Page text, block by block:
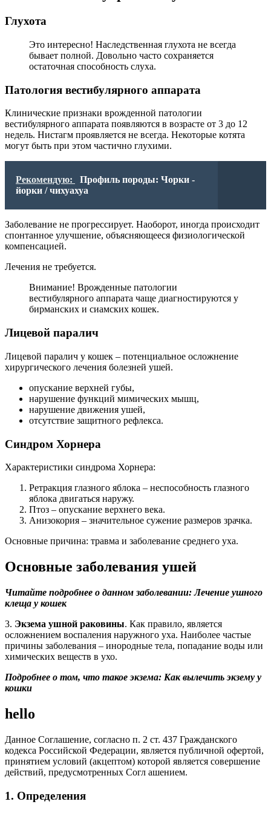
Глухота
Это интересно! Наследственная глухота не всегда
бывает полной. Довольно часто сохраняется
остаточная способность слуха.
Патология вестибулярного аппарата
Клинические признаки врожденной патологии
вестибулярного аппарата появляются в возрасте от 3 до 12
недель. Нистагм проявляется не всегда. Некоторые котята
могут быть при этом частично глухими.
Рекомендую:
Профиль породы: Чорки -
йорки / чихуахуа
Заболевание не прогрессирует. Наоборот, иногда происходит
спонтанное улучшение, объясняющееся физиологической
компенсацией.
Лечения не требуется.
Внимание! Врожденные патологии
вестибулярного аппарата чаще диагностируются у
бирманских и сиамских кошек.
Лицевой паралич
Лицевой паралич у кошек – потенциальное осложнение
хирургического лечения болезней ушей.
опускание верхней губы,
нарушение функций мимических мышц,
нарушение движения ушей,
отсутствие защитного рефлекса.
Синдром Хорнера
Характеристики синдрома Хорнера:
Ретракция глазного яблока – неспособность глазного
яблока двигаться наружу.
Птоз – опускание верхнего века.
Анизокория – значительное сужение размеров зрачка.
Основные причина: травма и заболевание среднего уха.
Основные заболевания ушей
Читайте подробнее о данном заболевании: Лечение ушного
клеща у кошек
3. Экзема ушной раковины. Как правило, является
осложнением воспаления наружного уха. Наиболее частые
причины заболевания – инородные тела, попадание воды или
химических веществ в ухо.
Подробнее о том, что такое экзема: Как вылечить экзему у
кошки
hello
Данное Соглашение, согласно п. 2 ст. 437 Гражданского
кодекса Российской Федерации, является публичной офертой,
принятием условий (акцептом) которой является совершение
действий, предусмотренных Согл ашением.
1. Определения